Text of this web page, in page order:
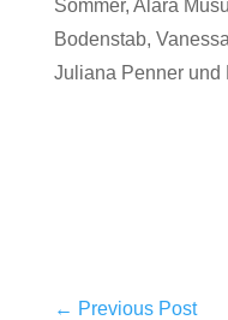
Sommer, Alara
Bodenstab,
Juliana Penner und
← Previous Post